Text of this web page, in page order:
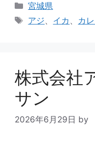
宮城県
アジ、 イカ 、 カ
株式会社
サン
2026年6月29日 by